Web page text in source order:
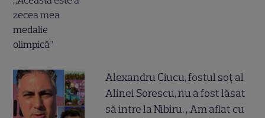
Alexandru Ciucu, fostul soț al
Alinei Sorescu, nu a fost lăsat
să intre la Nibiru. „Am aflat cu